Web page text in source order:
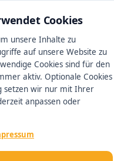
Cookies
unsere Inhalte zu
auf unsere Website zu
Cookies sind für den
aktiv. Optionale Cookies
setzen wir nur mit Ihrer
anpassen oder